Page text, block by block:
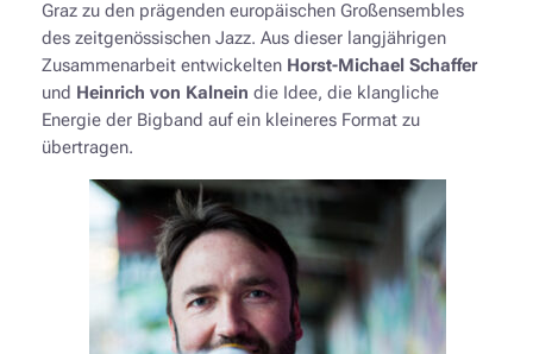
Graz zu den prägenden europäischen Großensembles
des zeitgenössischen Jazz. Aus dieser langjährigen
Zusammenarbeit entwickelten Horst-Michael Schaffer
und Heinrich von Kalnein die Idee, die klangliche
Energie der Bigband auf ein kleineres Format zu
übertragen.